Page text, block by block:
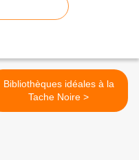
Bibliothèques idéales à la
Tache Noire >